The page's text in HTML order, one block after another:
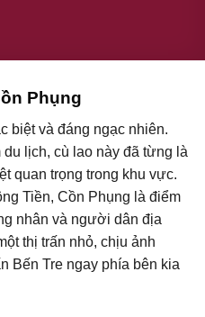
Phụng
biệt và đáng ngạc nhiên.
lịch, cù lao này đã từng là
quan trọng trong khu vực.
Tiền, Cồn Phụng là điểm
nhân và người dân địa
thị trấn nhỏ, chịu ảnh
Bến Tre ngay phía bên kia